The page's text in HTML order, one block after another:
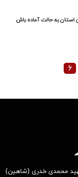
استان به حالت آماده باش
۶
شهید محمدی خدری (شاهین)